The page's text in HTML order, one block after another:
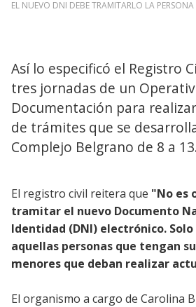
EL NUEVO DNI DEBE TRAMITARLO LA
Así lo especificó el Registro
tres jornadas de un
Documentación para
de trámites que se
Complejo Belgrano de 8 a
El registro civil reitera que "No es
tramitar el nuevo Documento
Identidad (DNI) electrónico.
aquellas personas que tengan
menores que deban realizar
El organismo a cargo de Carolina